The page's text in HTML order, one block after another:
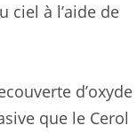
ciel à l’aide de
d’oxyde
que le Cerol